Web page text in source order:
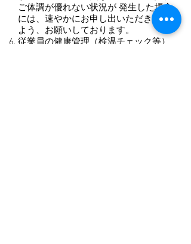
ご体調が優れない状況が 発生した場合
には、速やかにお申し出いただきます
よう、お願いしております。
従業員の健康管理（検温チェック等）